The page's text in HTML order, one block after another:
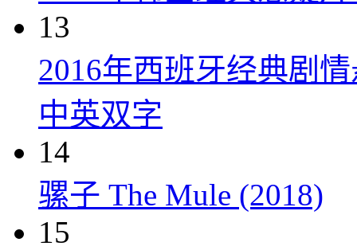
13
2016年西班牙经典剧
中英双字
14
骡子 The Mule (2018)
15